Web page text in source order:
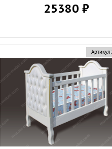
25380 ₽
Артикул: